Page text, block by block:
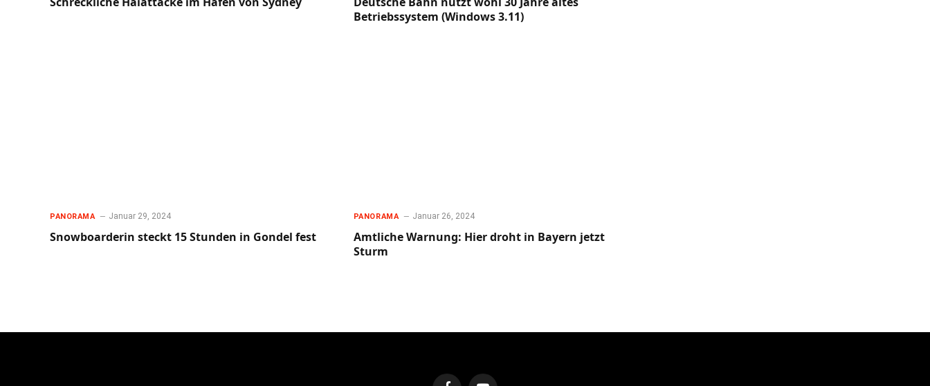
Betriebssystem (Windows 3.11)
PANORAMA Januar 29, 2024
Snowboarderin steckt 15 Stunden in Gondel fest
PANORAMA Januar 26, 2024
Amtliche Warnung: Hier droht in Bayern jetzt
Sturm